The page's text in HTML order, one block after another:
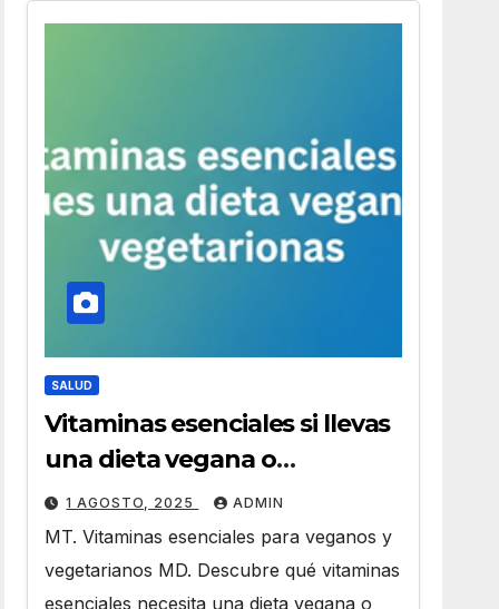
SALUD
Vitaminas esenciales si llevas
una dieta vegana o
vegetariana
1 AGOSTO, 2025 ADMIN
MT. Vitaminas esenciales para veganos y
vegetarianos MD. Descubre qué vitaminas
esenciales necesita una dieta vegana o